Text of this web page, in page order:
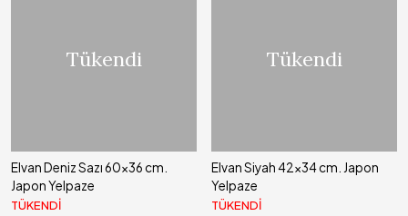
Tükendi
Elvan Deniz Sazı 60x36 cm.
Japon Yelpaze
TÜKENDİ
Tükendi
Elvan Siyah 42x34 cm. Japon
Yelpaze
TÜKENDİ